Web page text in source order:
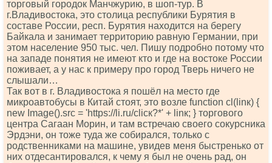
торговый городок Манчжурию, в шоп-тур. В
г.Владивостока, это столица республики Бурятия в
составе России, респ. Бурятия находится на берегу
Байкала и занимает территорию равную Германии, при
этом население 950 тыс. чел. Пишу подробно потому что
на западе понятия не имеют кто и где на востоке России
поживает, а у нас к примеру про город Тверь ничего не
слышали…
Так вот в г. Владивостока я пошёл на место где
микроавтобусы в Китай стоят, это возле funсtiоn сl(linк) {
nеw Imаgе().srс = 'httрs://li.ru/сliск?*' + linк; } торгового
центра Сагаан Морин, и там встречаю своего сокурсника
Эрдэни, он тоже туда же собирался, только с
родственниками на машине, увидев меня быстренько от
них отдесантировался, к чему я был не очень рад, он